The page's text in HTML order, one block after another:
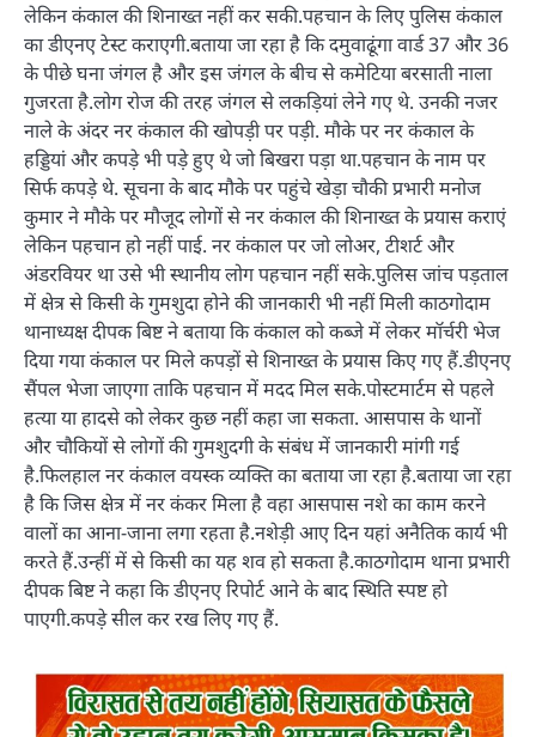
लेकिन कंकाल की शिनाख्त नहीं कर सकी.पहचान के लिए पुलिस कंकाल
का डीएनए टेस्ट कराएगी.बताया जा रहा है कि दमुवाढूंगा वार्ड 37 और 36
के पीछे घना जंगल है और इस जंगल के बीच से कमेटिया बरसाती नाला
गुजरता है.लोग रोज की तरह जंगल से लकड़ियां लेने गए थे. उनकी नजर
नाले के अंदर नर कंकाल की खोपड़ी पर पड़ी. मौके पर नर कंकाल के
हड्डियां और कपड़े भी पड़े हुए थे जो बिखरा पड़ा था.पहचान के नाम पर
सिर्फ कपड़े थे. सूचना के बाद मौके पर पहुंचे खेड़ा चौकी प्रभारी मनोज
कुमार ने मौके पर मौजूद लोगों से नर कंकाल की शिनाख्त के प्रयास कराएं
लेकिन पहचान हो नहीं पाई. नर कंकाल पर जो लोअर, टीशर्ट और
अंडरवियर था उसे भी स्थानीय लोग पहचान नहीं सके.पुलिस जांच पड़ताल
में क्षेत्र से किसी के गुमशुदा होने की जानकारी भी नहीं मिली काठगोदाम
थानाध्यक्ष दीपक बिष्ट ने बताया कि कंकाल को कब्जे में लेकर मॉर्चरी भेज
दिया गया कंकाल पर मिले कपड़ों से शिनाख्त के प्रयास किए गए हैं.डीएनए
सैंपल भेजा जाएगा ताकि पहचान में मदद मिल सके.पोस्टमार्टम से पहले
हत्या या हादसे को लेकर कुछ नहीं कहा जा सकता. आसपास के थानों
और चौकियों से लोगों की गुमशुदगी के संबंध में जानकारी मांगी गई
है.फिलहाल नर कंकाल वयस्क व्यक्ति का बताया जा रहा है.बताया जा रहा
है कि जिस क्षेत्र में नर कंकर मिला है वहा आसपास नशे का काम करने
वालों का आना-जाना लगा रहता है.नशेड़ी आए दिन यहां अनैतिक कार्य भी
करते हैं.उन्हीं में से किसी का यह शव हो सकता है.काठगोदाम थाना प्रभारी
दीपक बिष्ट ने कहा कि डीएनए रिपोर्ट आने के बाद स्थिति स्पष्ट हो
पाएगी.कपड़े सील कर रख लिए गए हैं.